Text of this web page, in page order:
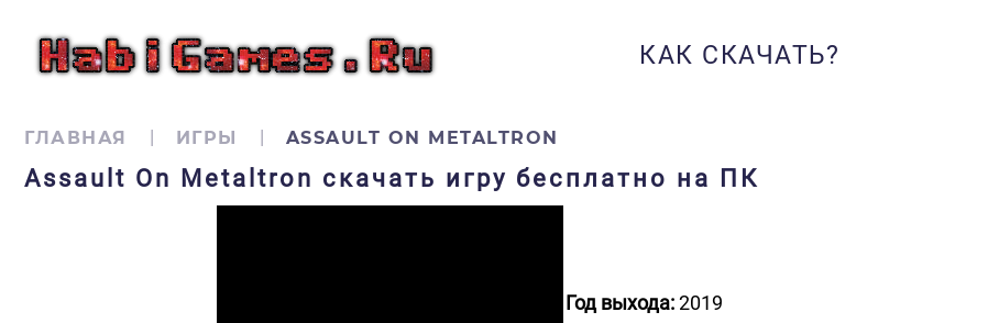
КАК СКАЧАТЬ?
ГЛАВНАЯ ИГРЫ ASSAULT ON METALTRON
Assault On Metaltron скачать игру бесплатно на ПК
Год выхода:2019